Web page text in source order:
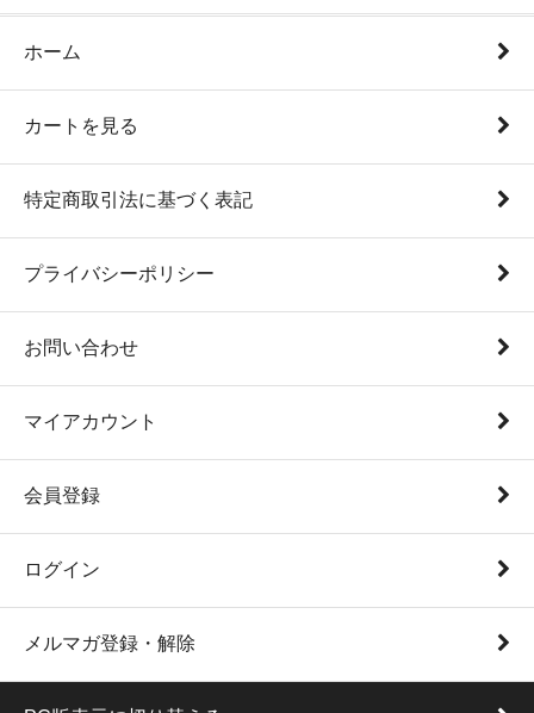
ホーム
カートを見る
特定商取引法に基づく表記
プライバシーポリシー
お問い合わせ
マイアカウント
会員登録
ログイン
メルマガ登録・解除